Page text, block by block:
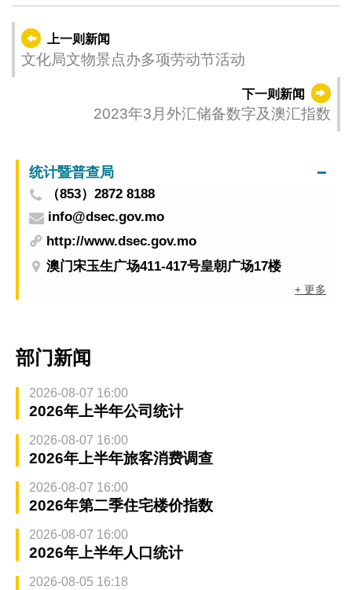
上一则新闻
文化局文物景点办多项劳动节活动
下一则新闻
2023年3月外汇储备数字及澳汇指数
统计暨普查局
（853）2872 8188
info@dsec.gov.mo
http://www.dsec.gov.mo
澳门宋玉生广场411-417号皇朝广场17楼
+ 更多
部门新闻
2026-08-07 16:00
2026年上半年公司统计
2026-08-07 16:00
2026年上半年旅客消费调查
2026-08-07 16:00
2026年第二季住宅楼价指数
2026-08-07 16:00
2026年上半年人口统计
2026-08-05 16:18